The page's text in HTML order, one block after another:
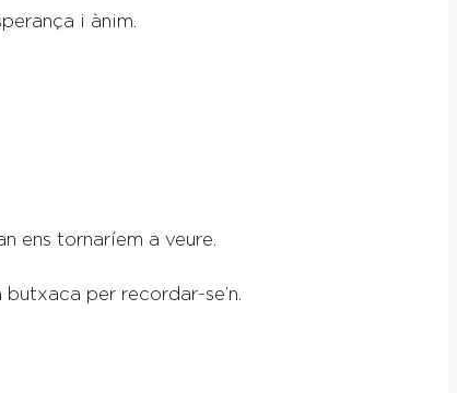
i ànim.
ens tornaríem a veure.
per recordar-se’n.